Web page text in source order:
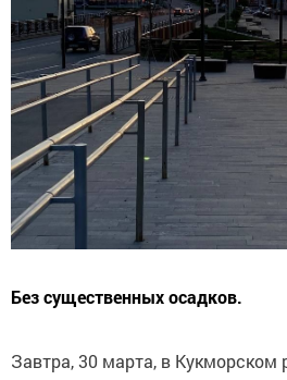
Без существенных осадков.
Завтра, 30 марта, в Кукморском